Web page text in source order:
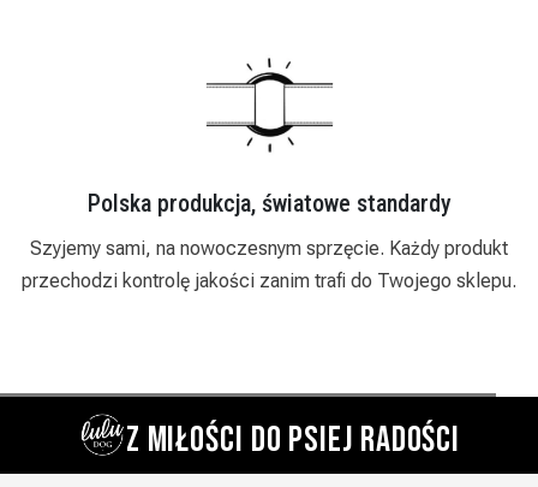
produkcja, światowe standardy
nowoczesnym sprzęcie. Każdy produkt
jakości zanim trafi do Twojego sklepu.
Działamy od
indywidualne
Z MIŁOŚCI DO PSIEJ RADOŚCI